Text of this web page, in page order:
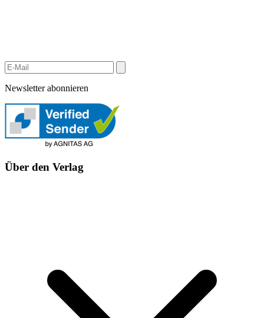
Newsletter abonnieren
Über den Verlag